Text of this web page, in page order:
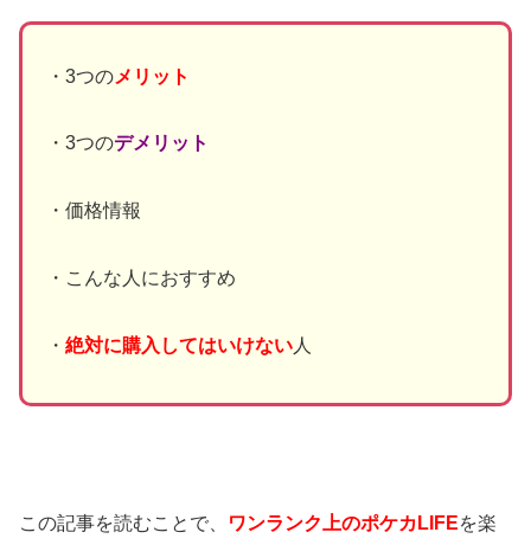
・3つのメリット
・3つのデメリット
・価格情報
・こんな人におすすめ
・ 絶対に購入してはいけない 人
この記事を読むことで、 ワンランク上のポケカ LIFEを楽